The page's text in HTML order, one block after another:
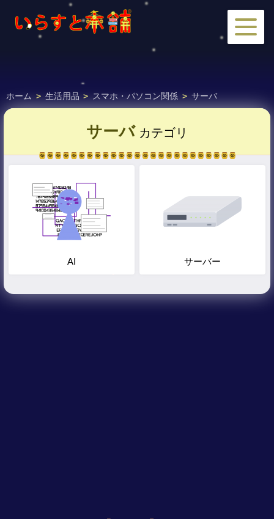
ホーム > 生活用品 > スマホ・パソコン関係 > サーバ
サーバ カテゴリ
AI サーバー